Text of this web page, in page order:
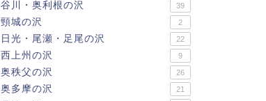
谷川・奥利根の沢 39
頸城の沢 2
日光・尾瀬・足尾の沢 22
西上州の沢 9
奥秩父の沢 26
奥多摩の沢 21